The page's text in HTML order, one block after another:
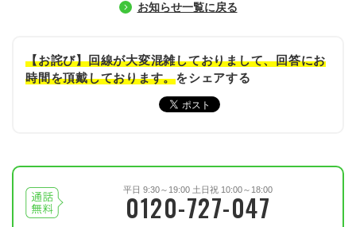
大型車+けん引
大型特殊+けん引
取り消し処分を受けた方の再取得
初心運転者の処分と再試験
お知らせ一覧に戻る
【お詫び】回線が大変混雑しておりまして、回答にお
時間を頂戴しております。をシェアする
平日 9:30～19:00 土日祝 10:00～18:00
0120-727-047